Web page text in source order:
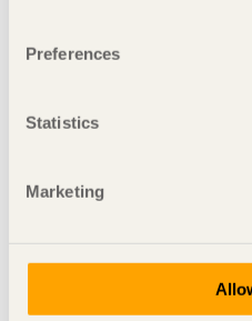
Preferences
Statistics
Marketing
Kulturhus, en av
Medverkande: Robert
Directors, White
Kl.14:30-14:50, scen:
Dela denna sida: